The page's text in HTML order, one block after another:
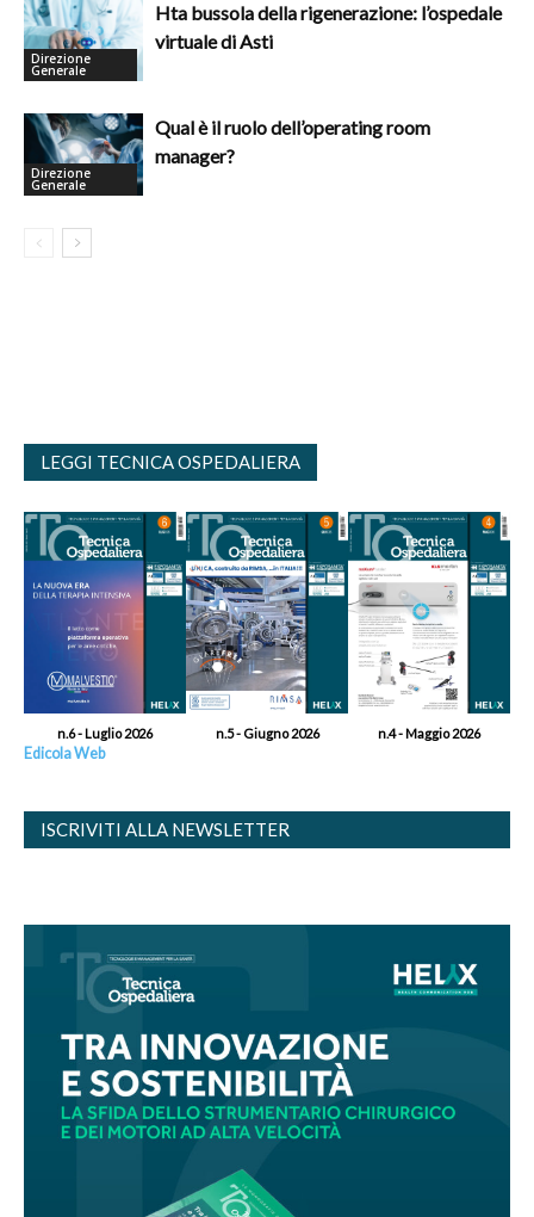
Direzione
Generale
Hta bussola della rigenerazione: l’ospedale
virtuale di Asti
Direzione
Generale
Qual è il ruolo dell’operating room
manager?
LEGGI TECNICA OSPEDALIERA
n.6 - Luglio 2026 n.5 - Giugno 2026 n.4 - Maggio 2026
Edicola Web
ISCRIVITI ALLA NEWSLETTER